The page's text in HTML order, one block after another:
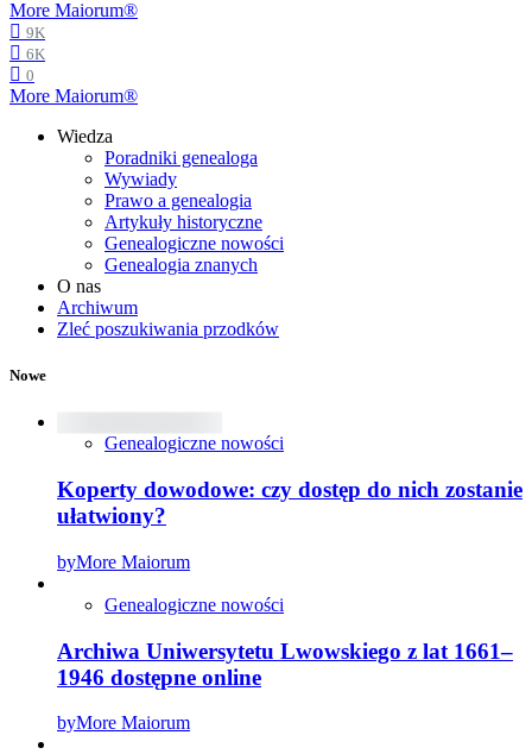
More Maiorum®
9K
6K
0
More Maiorum®
Wiedza
Poradniki genealoga
Wywiady
Prawo a genealogia
Artykuły historyczne
Genealogiczne nowości
Genealogia znanych
O nas
Archiwum
Zleć poszukiwania przodków
Nowe
Genealogiczne nowości
Koperty dowodowe: czy dostęp do nich zostanie
ułatwiony?
byMore Maiorum
Genealogiczne nowości
Archiwa Uniwersytetu Lwowskiego z lat 1661–
1946 dostępne online
byMore Maiorum